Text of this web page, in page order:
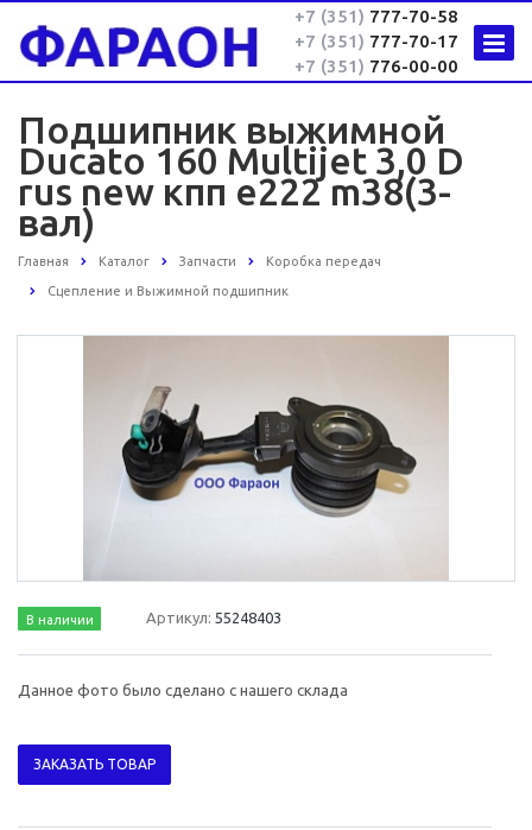
+7 (351) 777-70-58
+7 (351) 777-70-17
+7 (351) 776-00-00
Подшипник выжимной
Ducato 160 Multijet 3,0 D
rus new кпп e222 m38(3-
вал)
Главная Каталог Запчасти Коробка передач
Сцепление и Выжимной подшипник
В наличии Артикул:55248403
Данное фото было сделано с нашего склада
ЗАКАЗАТЬ ТОВАР